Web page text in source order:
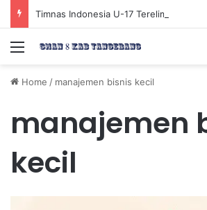
Menu
Home / manajemen bisnis kecil
manajemen
kecil